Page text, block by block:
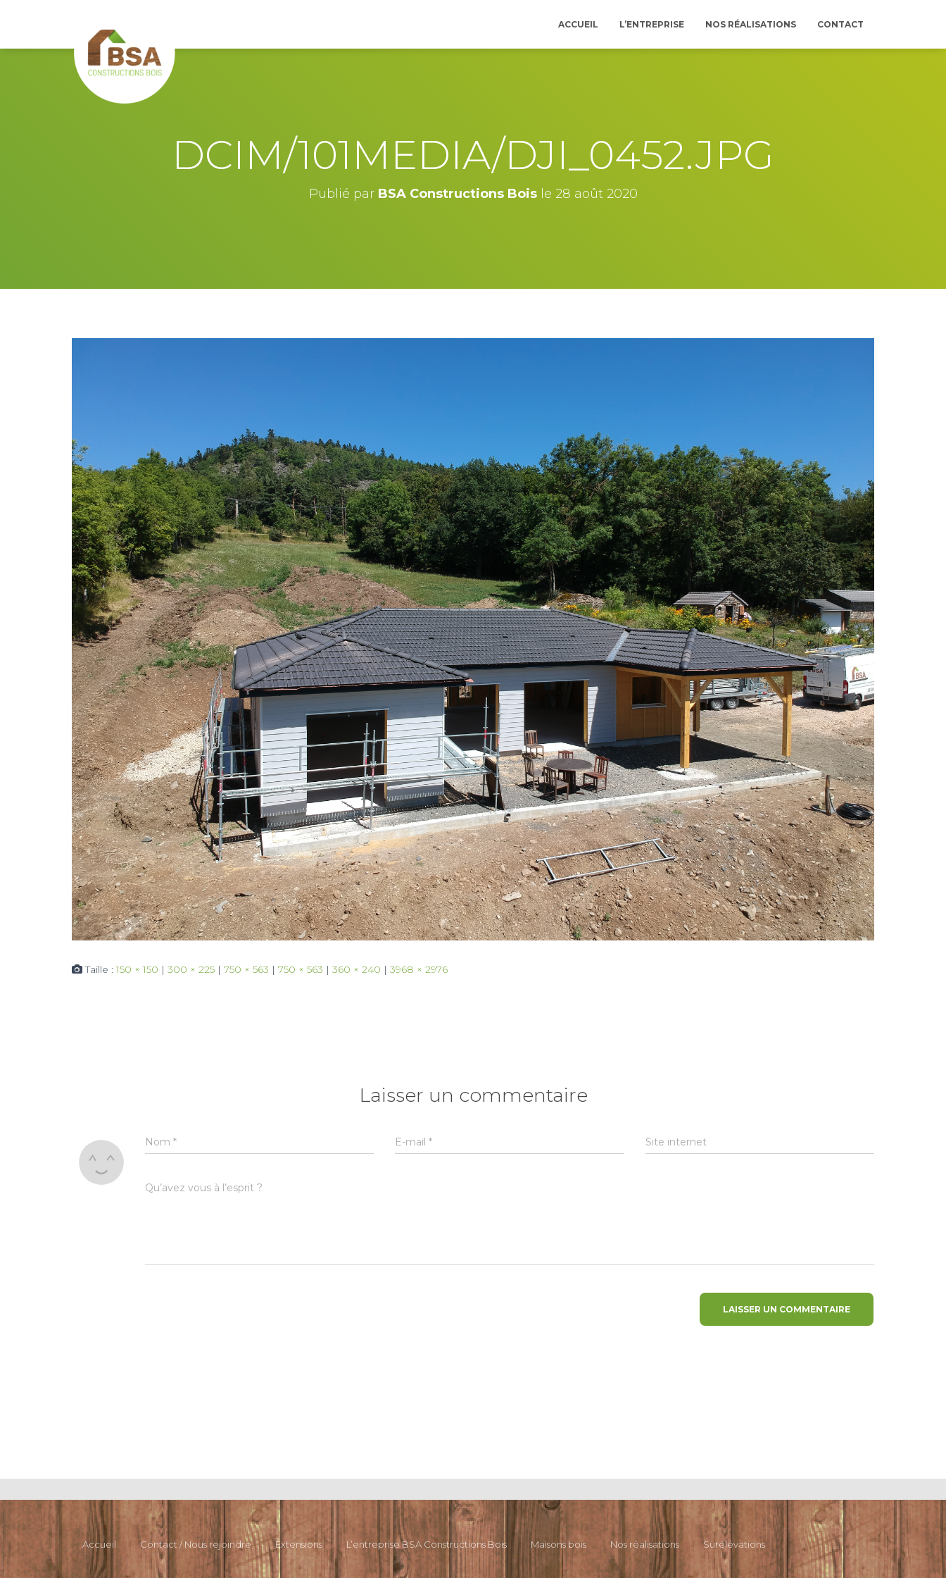
ACCUEIL L’ENTREPRISE NOS RÉALISATIONS CONTACT
DCIM/101MEDIA/DJI_0452.JPG
Publié par BSA Constructions Boisle 28 août 2020
Taille :150 × 150 | 300 × 225 | 750 × 563 | 750 × 563 | 360 × 240 | 3968 × 2976
Laisser un commentaire
Nom * E-mail* Site internet
Qu’avez vous à l’esprit ?
Accueil Contact / Nous rejoindre Extensions L’entreprise BSA Constructions Bois Maisons bois Nos réalisations Surélévations